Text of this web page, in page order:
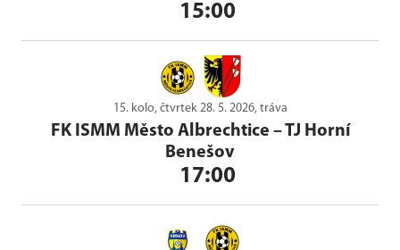
15:00
15. kolo, čtvrtek 28. 5. 2026, tráva
FK ISMM Město Albrechtice –TJ Horní
Benešov
17:00